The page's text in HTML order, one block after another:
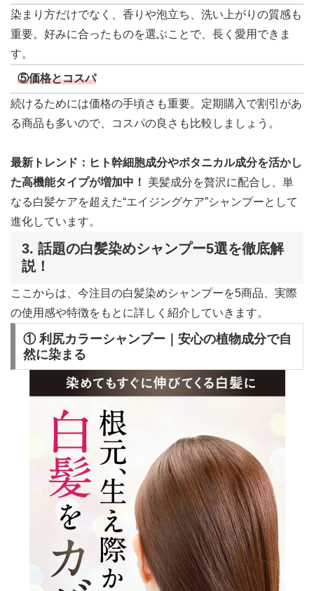
染まり方だけでなく、香りや泡立ち、洗い上がりの質感も
重要。好みに合ったものを選ぶことで、長く愛用できま
す。
⑤価格とコスパ
続けるためには価格の手頃さも重要。定期購入で割引があ
る商品も多いので、コスパの良さも比較しましょう。
最新トレンド：ヒト幹細胞成分やボタニカル成分を活かし
た高機能タイプが増加中！
美髪成分を贅沢に配合し、単
なる白髪ケアを超えた“エイジングケア”シャンプーとして
進化しています。
3. 話題の白髪染めシャンプー5選を徹底解
説！
ここからは、今注目の白髪染めシャンプーを5商品、実際
の使用感や特徴をもとに詳しく紹介していきます。
① 利尻カラーシャンプー｜安心の植物成分で自
然に染まる